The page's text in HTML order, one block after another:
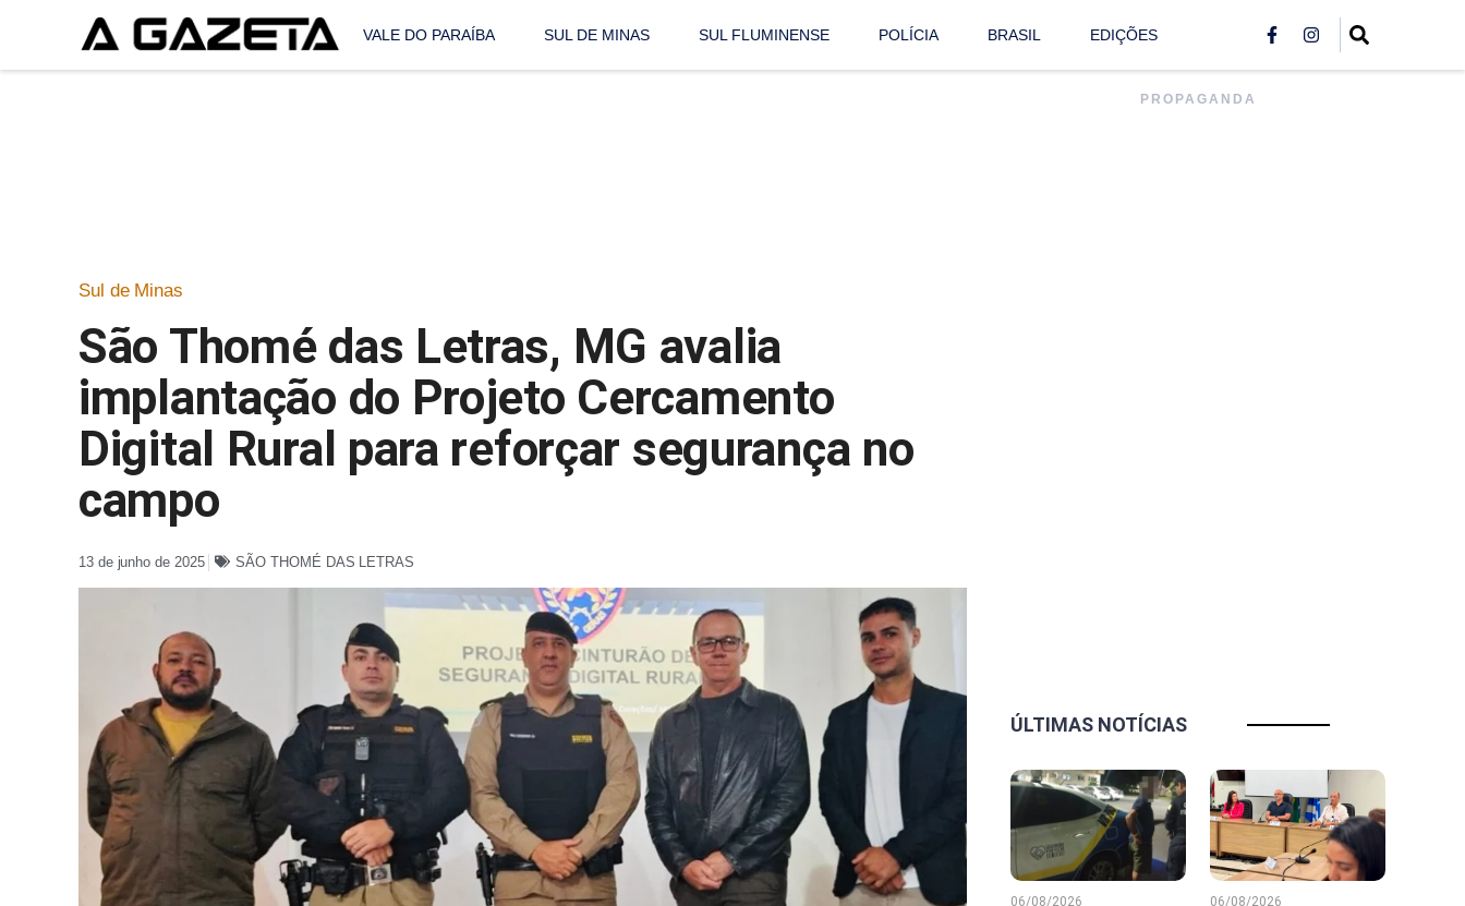
VALE DO PARAÍBA SUL DE MINAS SUL FLUMINENSE POLÍCIA BRASIL EDIÇÕES
Sul de Minas
São Thomé das Letras, MG avalia
implantação do Projeto Cercamento
Digital Rural para reforçar segurança no
campo
13 de junho de 2025 SÃO THOMÉ DAS LETRAS
PROPAGANDA
ÚLTIMAS NOTÍCIAS
06/08/2026 06/08/2026